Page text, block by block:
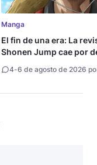
Manga
El fin de una era: La
Shonen Jump cae por
4-6 de agosto de 2026